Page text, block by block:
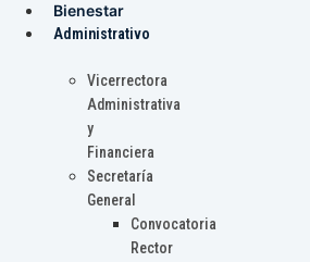
Bienestar
Administrativo
Vicerrectora
Administrativa
y
Financiera
Secretaría
General
Convocatoria
Rector